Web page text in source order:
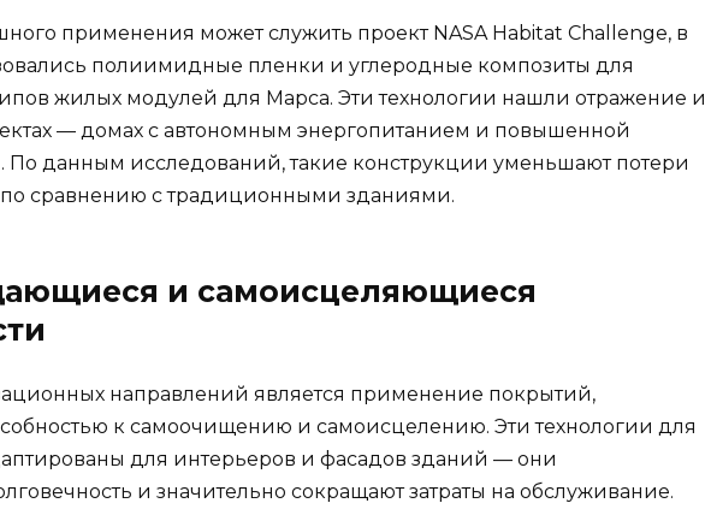
применения может служить проект NASA Habitat Challenge, в
полиимидные пленки и углеродные композиты для
жилых модулей для Марса. Эти технологии нашли отражение и
— домах с автономным энергопитанием и повышенной
По данным исследований, такие конструкции уменьшают потери
по сравнению с традиционными зданиями.
и самоисцеляющиеся
направлений является применение покрытий,
к самоочищению и самоисцелению. Эти технологии для
для интерьеров и фасадов зданий — они
и значительно сокращают затраты на обслуживание.